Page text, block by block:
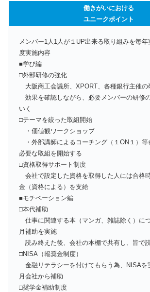
働きがいにおける
ユニークポイント
メンバー1人1人が１UP出来る取り組みを毎
度実施内容
■学び編
□外部研修の強化
大阪商工会議所、XPORT、各種銀行主催の
効果を確認しながら、必要メンバーの研修
いく
□テーマを絞った取組開始
・価値観ワークショップ
・外部講師によるコーチング（１ON１）等
必要な取組を開始する
□資格取得サポート制度
会社で設定した資格を取得した人には合格
金（資格による）を支給
■モチベーション編
□本代補助
仕事に関連する本（マンガ、雑誌除く）に
月補助を実施
読み終えた後、会社の本棚で共有し、皆で
□NISA（報奨金制度）
金融リテラシーを付けてもらう為、NISAを
月会社から補助
□奨学金補助制度